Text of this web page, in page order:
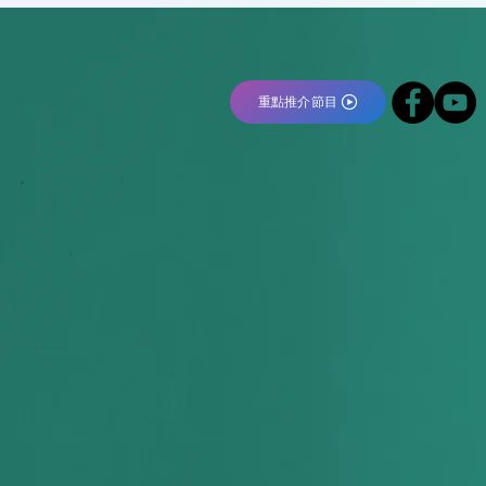
重點推介節目